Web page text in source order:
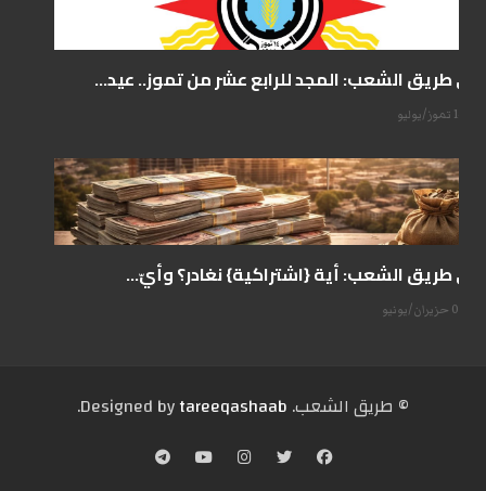
على طريق الشعب: المجد للرابع عشر من تموز.. عيد...
14 تموز/يوليو
على طريق الشعب: أية {اشتراكية} نغادر؟ وأيّ...
07 حزيران/يونيو
© طریق الشعب. Designed by tareeqashaab
.